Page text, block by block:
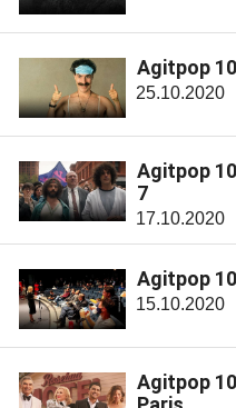
Agitpop
25.10.2020
Agitpop
7
17.10.2020
Agitpop
15.10.2020
Agitpop